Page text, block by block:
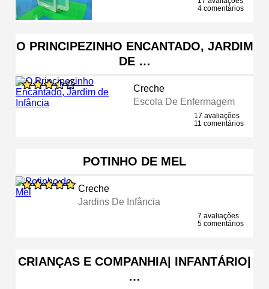
4 comentários
O PRINCIPEZINHO ENCANTADO, JARDIM
DE …
Creche
Escola De Enfermagem
17 avaliações
11 comentários
POTINHO DE MEL
Creche
Jardins De Infância
7 avaliações
5 comentários
CRIANÇAS E COMPANHIA| INFANTÁRIO|
…